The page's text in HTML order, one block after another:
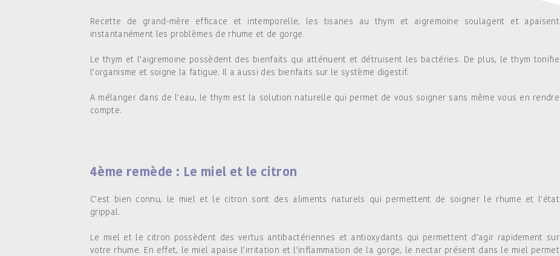
Recette de grand-mère efficace et intemporelle, les tisanes au thym et aigremoine soulagent et apaisent
instantanément les problèmes de rhume et de gorge.
Le thym et l’aigremoine possèdent des bienfaits qui atténuent et détruisent les bactéries. De plus, le thym tonifie
l’organisme et soigne la fatigue. Il a aussi des bienfaits sur le système digestif.
A mélanger dans de l’eau, le thym est la solution naturelle qui permet de vous soigner sans même vous en rendre
compte.
4ème remède : Le miel et le citron
C’est bien connu, le miel et le citron sont des aliments naturels qui permettent de soigner le rhume et l’état
grippal.
Le miel et le citron possèdent des vertus antibactériennes et antioxydants qui permettent d’agir rapidement sur
votre rhume. En effet, le miel apaise l’irritation et l’inflammation de la gorge, le nectar présent dans le miel permet